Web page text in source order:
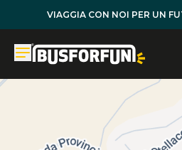
VIAGGIA CON NOI PER UN